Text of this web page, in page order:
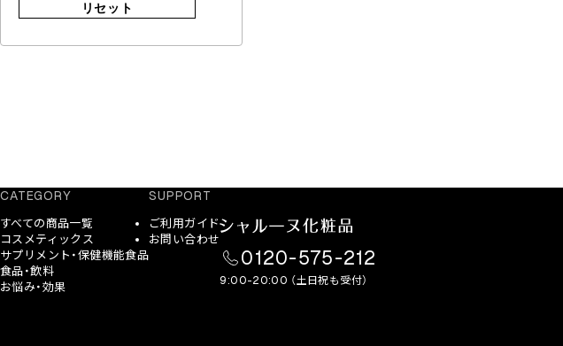
リセット
CATEGORY
すべての商品一覧
コスメティックス
サプリメント・保健機能食品
食品・飲料
お悩み・効果
SUPPORT
ご利用ガイド
お問い合わせ
0120-575-212
9:00-20:00 （土日祝も受付）